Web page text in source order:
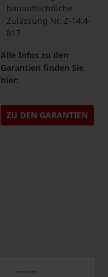
bauaufsichtliche
Zulassung Nr. Z-14.4-
817
Alle Infos zu den
Garantien finden Sie
hier:
ZU DEN GARANTIEN